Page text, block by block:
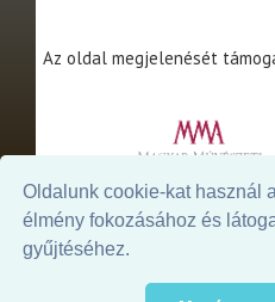
Oldalunk cookie-kat használ
élmény fokozásához és
gyűjtéséhez.
Az oldal megjelenését